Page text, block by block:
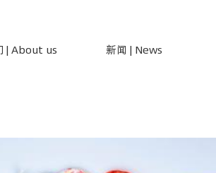
| About us 新闻 | News